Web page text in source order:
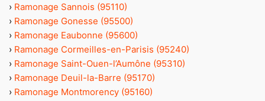
› Ramonage Sannois (95110)
› Ramonage Gonesse (95500)
› Ramonage Eaubonne (95600)
› Ramonage Cormeilles-en-Parisis (95240)
› Ramonage Saint-Ouen-l’Aumône (95310)
› Ramonage Deuil-la-Barre (95170)
› Ramonage Montmorency (95160)